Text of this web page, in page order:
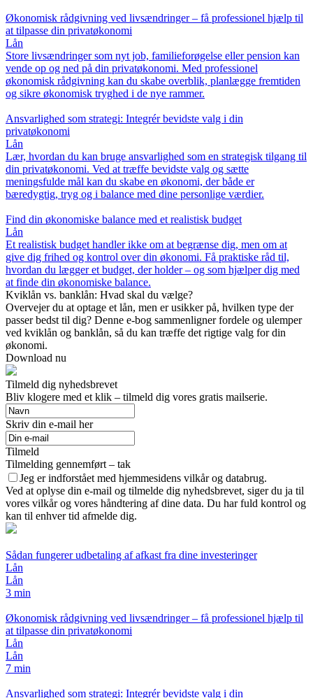
Økonomisk rådgivning ved livsændringer – få professionel hjælp til
at tilpasse din privatøkonomi
Lån
Store livsændringer som nyt job, familieforøgelse eller pension kan
vende op og ned på din privatøkonomi. Med professionel
økonomisk rådgivning kan du skabe overblik, planlægge fremtiden
og sikre økonomisk tryghed i de nye rammer.
Ansvarlighed som strategi: Integrér bevidste valg i din
privatøkonomi
Lån
Lær, hvordan du kan bruge ansvarlighed som en strategisk tilgang til
din privatøkonomi. Ved at træffe bevidste valg og sætte
meningsfulde mål kan du skabe en økonomi, der både er
bæredygtig, tryg og i balance med dine personlige værdier.
Find din økonomiske balance med et realistisk budget
Lån
Et realistisk budget handler ikke om at begrænse dig, men om at
give dig frihed og kontrol over din økonomi. Få praktiske råd til,
hvordan du lægger et budget, der holder – og som hjælper dig med
at finde din økonomiske balance.
Kviklån vs. banklån: Hvad skal du vælge?
Overvejer du at optage et lån, men er usikker på, hvilken type der
passer bedst til dig? Denne e-bog sammenligner fordele og ulemper
ved kviklån og banklån, så du kan træffe det rigtige valg for din
økonomi.
Download nu
Tilmeld dig nyhedsbrevet
Bliv klogere med et klik – tilmeld dig vores gratis mailserie.
Skriv din e-mail her
Tilmeld
Tilmelding gennemført – tak
Jeg er indforstået med hjemmesidens vilkår og databrug.
Ved at oplyse din e-mail og tilmelde dig nyhedsbrevet, siger du ja til
vores vilkår og vores håndtering af dine data. Du har fuld kontrol og
kan til enhver tid afmelde dig.
Sådan fungerer udbetaling af afkast fra dine investeringer
Lån
Lån
3 min
Økonomisk rådgivning ved livsændringer – få professionel hjælp til
at tilpasse din privatøkonomi
Lån
Lån
7 min
Ansvarlighed som strategi: Integrér bevidste valg i din